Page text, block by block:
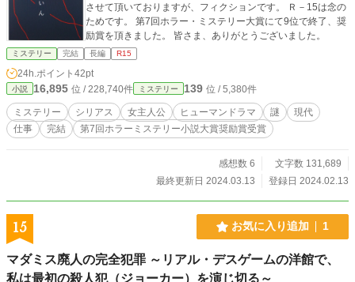
させて頂いておりますが、フィクションです。 Ｒ－15は念の
ためです。 第7回ホラー・ミステリー大賞にて9位で終了、奨
励賞を頂きました。 皆さま、ありがとうございました。
ミステリー 完結 長編 R15
24h.ポイント 42pt
小説 16,895 位 / 228,740件 ミステリー 139 位 / 5,380件
ミステリー シリアス 女主人公 ヒューマンドラマ 謎
現代
仕事
完結 第7回ホラーミステリー小説大賞奨励賞受賞
感想数 6
文字数 131,689
最終更新日 2024.03.13
登録日 2024.02.13
15 お気に入り追加 1
マダミス廃人の完全犯罪 ～リアル・デスゲームの洋館で、
私は最初の殺人犯（ジョーカー）を演じ切る～